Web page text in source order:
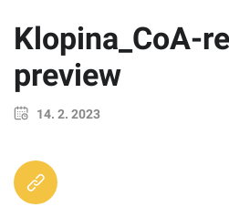
Klopina_CoA-
preview
14. 2. 2023
Obce
Turistické cíle
Kultura